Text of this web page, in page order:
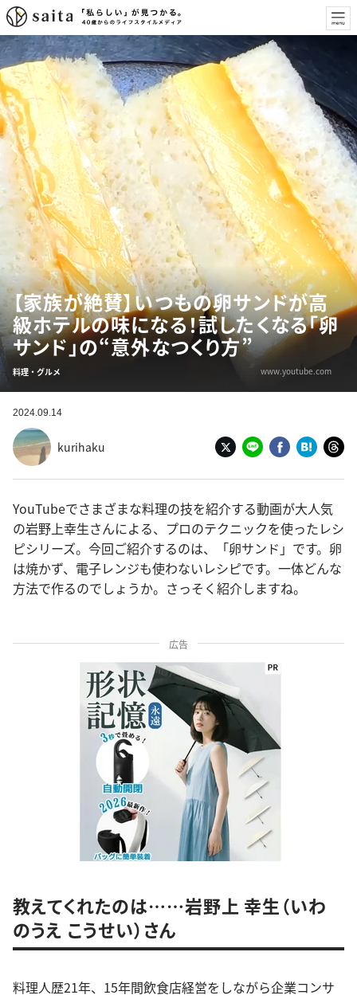
【家族が絶賛】いつもの卵サンドが高
級ホテルの味になる！試したくなる「卵
サンド」の“意外なつくり方”
料理・グルメ www.youtube.com
2024.09.14
kurihaku
YouTubeでさまざまな料理の技を紹介する動画が大人気
の岩野上幸生さんによる、プロのテクニックを使ったレシ
ピシリーズ。今回ご紹介するのは、「卵サンド」です。卵
は焼かず、電子レンジも使わないレシピです。一体どんな
方法で作るのでしょうか。さっそく紹介しますね。
広告
教えてくれたのは……岩野上 幸生（いわ
のうえ こうせい）さん
料理人歴21年、15年間飲食店経営をしながら企業コンサ